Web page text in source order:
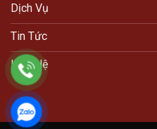
Dịch Vụ
Tin Tức
Liên Hệ